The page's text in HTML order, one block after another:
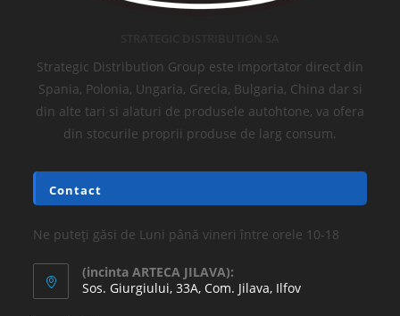
Strategic Distribution Group este importator direct din
Spania, Polonia, Ungaria, Grecia, Bulgaria, China dar si
din alte tari si alaturi de produsele autohtone, va ofera
din stocurile proprii produse de larg consum.
Contact
Ne puteți găsi de Luni până vineri între orele 10-18
(incinta ARTECA JILAVA):
Sos. Giurgiului, 33A, Com. Jilava, Ilfov